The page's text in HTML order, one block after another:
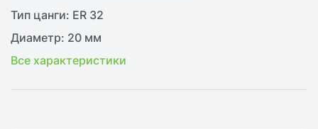
Тип цанги: ER 32
Диаметр: 20 мм
Все характеристики